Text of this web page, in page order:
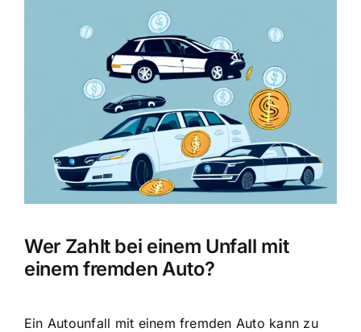
grösseres
Wer Zahlt bei einem Unfall mit
einem fremden Auto?
Ein Autounfall mit einem fremden Auto kann zu